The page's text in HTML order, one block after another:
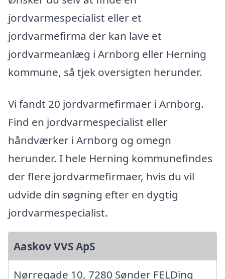
jordvarmespecialist eller et
jordvarmefirma der kan lave et
jordvarmeanlæg i Arnborg eller Herning
kommune, så tjek oversigten herunder.
Vi fandt 20 jordvarmefirmaer i Arnborg.
Find en jordvarmespecialist eller
håndværker i Arnborg og omegn
herunder. I hele Herning kommunefindes
der flere jordvarmefirmaer, hvis du vil
udvide din søgning efter en dygtig
jordvarmespecialist.
Aaskov VVS ApS
Nørregade 10, 7280 Sønder FELDing